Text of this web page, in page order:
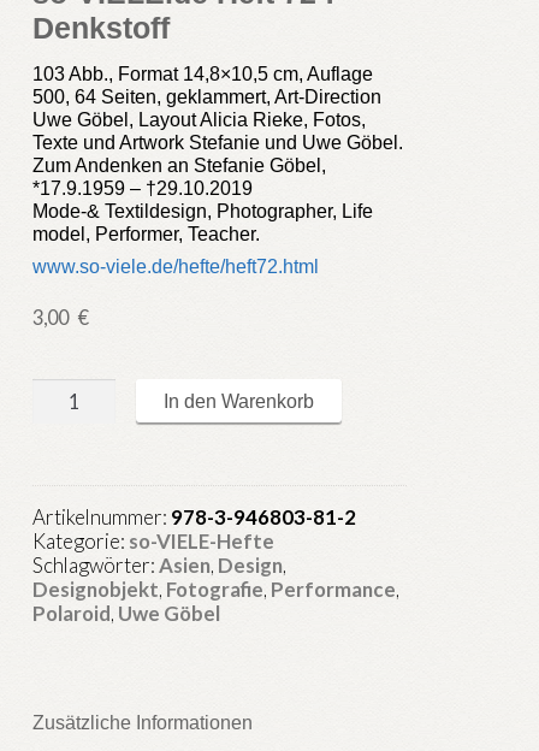
Denkstoff
103 Abb., Format 14,8×10,5 cm, Auflage
500, 64 Seiten, geklammert, Art-Direction
Uwe Göbel, Layout Alicia Rieke, Fotos,
Texte und Artwork Stefanie und Uwe Göbel.
Zum Andenken an Stefanie Göbel,
*17.9.1959 – †29.10.2019
Mode-& Textildesign, Photographer, Life
model, Performer, Teacher.
www.so-viele.de/hefte/heft72.html
3,00 €
Denkstoff
Menge
In den Warenkorb
Artikelnummer: 978-3-946803-81-2
Kategorie: so-VIELE-Hefte
Schlagwörter:Asien, Design,
Designobjekt, Fotografie, Performance,
Polaroid, Uwe Göbel
Zusätzliche Informationen